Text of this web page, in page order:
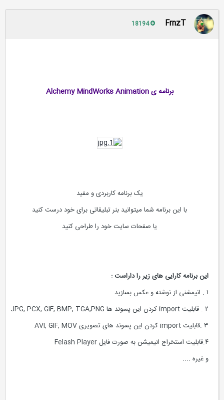
FrnzT
برنامه ی Alchemy MindWorks Animation
یک برنامه کاربردی و مفید
با این برنامه شما میتوانید بنر تبلیقاتی برای خود درست کنید
یا صفحات سایت خود را طراحی کنید
این برنامه کارایی های زیر را داراست :‌
و غیره ....